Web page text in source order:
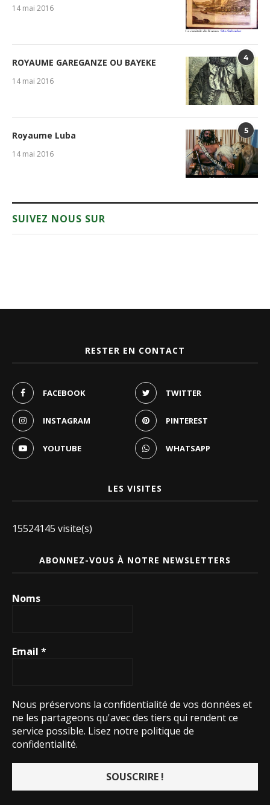
14 mai 2016
4
ROYAUME GAREGANZE OU BAYEKE
14 mai 2016
5
Royaume Luba
14 mai 2016
SUIVEZ NOUS SUR
RESTER EN CONTACT
FACEBOOK TWITTER
INSTAGRAM PINTEREST
YOUTUBE WHATSAPP
LES VISITES
15524145 visite(s)
ABONNEZ-VOUS À NOTRE NEWSLETTERS
Noms
Email *
Nous préservons la confidentialité de vos données et
ne les partageons qu'avec des tiers qui rendent ce
service possible. Lisez notre politique de
confidentialité.